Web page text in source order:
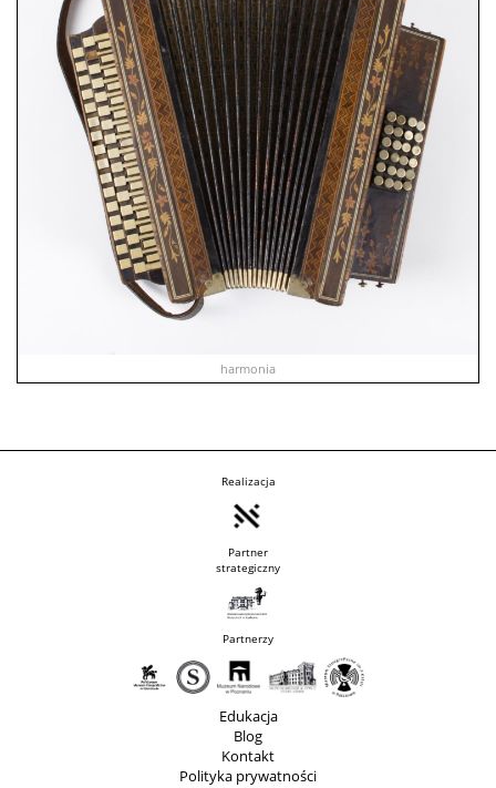
harmonia
Realizacja
Partner
strategiczny
Partnerzy
Edukacja
Blog
Kontakt
Polityka prywatności